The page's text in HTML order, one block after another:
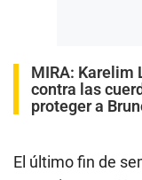
MIRA: Karelim
contra las
proteger a
El último fin de